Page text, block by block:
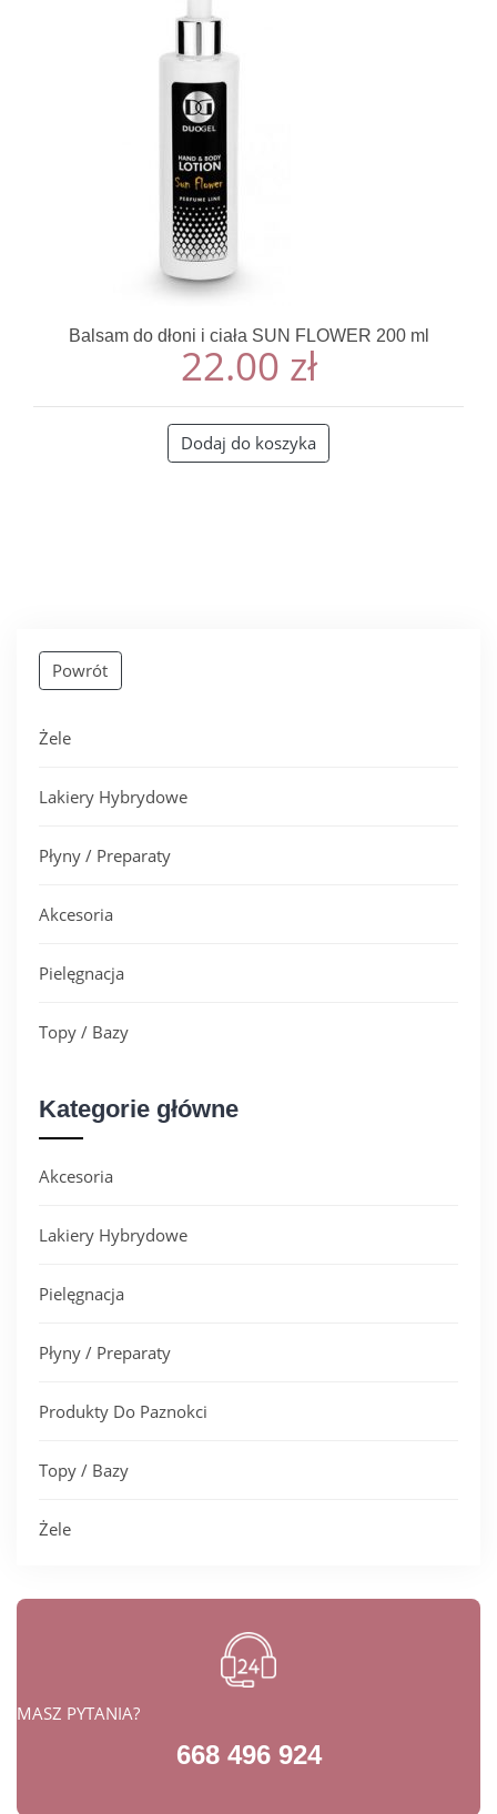
Powrót
Żele
Lakiery Hybrydowe
Płyny / Preparaty
Akcesoria
Pielęgnacja
Topy / Bazy
Kategorie główne
Akcesoria
Lakiery Hybrydowe
Pielęgnacja
Płyny / Preparaty
Produkty Do Paznokci
Topy / Bazy
Żele
MASZ PYTANIA?
668 496 924
Balsam do dłoni i ciała SUN FLOWER 200 ml
22.00 zł
Dodaj do koszyka